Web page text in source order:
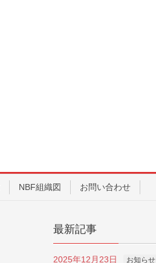
NBF組織図 お問い合わせ
最新記事
2025年12月23日 お知らせ